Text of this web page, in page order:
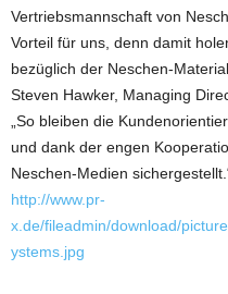
Vertriebsmannschaft von
Vorteil für uns, denn damit
bezüglich der Neschen-
Steven Hawker, Managing
„So bleiben die
und dank der engen
Neschen-Medien
http://www.pr-
x.de/fileadmin/download/
ystems.jpg